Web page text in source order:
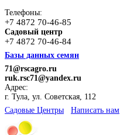
Телефоны:
+7 4872 70-46-85
Садовый центр
+7 4872 70-46-84
Базы данных семян
71@rscagro.ru
ruk.rsc71@yandex.ru
Адрес:
г. Тула, ул. Советская, 112
Cадовые Центры
Написать нам